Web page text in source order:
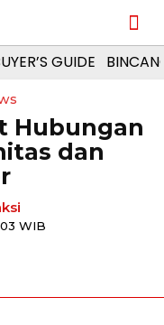
GUIDE
Hubungan
dan
WIB